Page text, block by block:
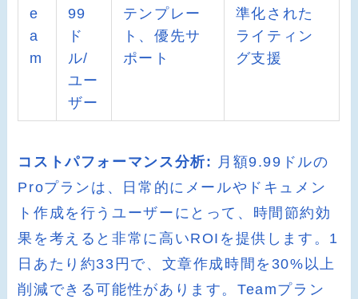
e
a
m
99
ド
ル/
ユー
ザー
テンプレー
ト、優先サ
ポート
準化された
ライティン
グ支援
コストパフォーマンス分析: 月額9.99ドルの
Proプランは、日常的にメールやドキュメン
ト作成を行うユーザーにとって、時間節約効
果を考えると非常に高いROIを提供します。1
日あたり約33円で、文章作成時間を30%以上
削減できる可能性があります。Teamプラン